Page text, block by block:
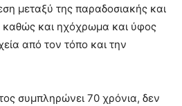
μεταξύ της παραδοσιακής και
και ηχόχρωμα και ύφος
από τον τόπο και την
συμπληρώνει 70 χρόνια, δεν